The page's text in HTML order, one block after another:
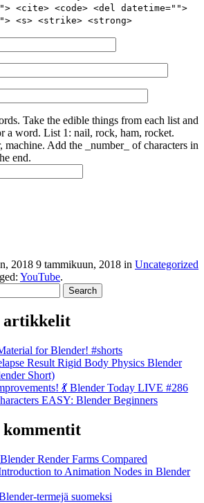
<cite> <code> <del datetime="">
<s> <strike> <strong>
Take the edible things from each list and
a word. List 1: nail, rock, ham, rocket.
machine. Add the _number_ of characters in
end.
2018 9 tammikuun, 2018 in Uncategorized
YouTube.
artikkelit
for Blender! #shorts
Result Rigid Body Physics Blender
Short)
💃 Blender Today LIVE #286
EASY: Blender Beginners
Render Farms Compared
to Animation Nodes in Blender
termejä suomeksi